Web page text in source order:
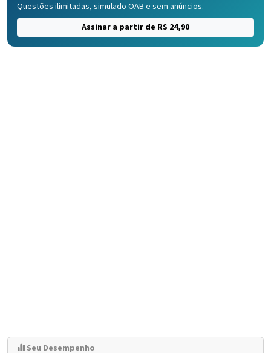
Questões ilimitadas, simulado OAB e sem anúncios.
Assinar a partir de R$ 24,90
Seu Desempenho